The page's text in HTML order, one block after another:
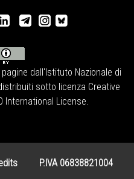
dall'Istituto Nazionale di
sotto licenza Creative
International License
P.IVA 06838821004